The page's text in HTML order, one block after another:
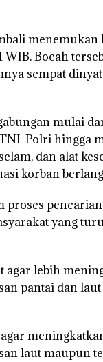
WIB. Bocah
sempat
mulai
Polri hingga
dan alat
korban
proses
yang
lebih
pantai dan
laut maupun